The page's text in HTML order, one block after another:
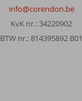
info@corendon.be
KvK nr.: 34220902
BTW nr.: 814395892 B01